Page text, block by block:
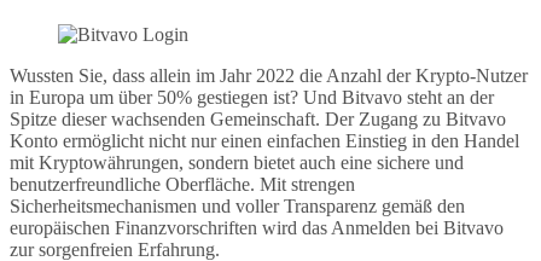
Wussten Sie, dass allein im Jahr 2022 die Anzahl der Krypto-Nutzer
in Europa um über 50% gestiegen ist? Und Bitvavo steht an der
Spitze dieser wachsenden Gemeinschaft. Der Zugang zu Bitvavo
Konto ermöglicht nicht nur einen einfachen Einstieg in den Handel
mit Kryptowährungen, sondern bietet auch eine sichere und
benutzerfreundliche Oberfläche. Mit strengen
Sicherheitsmechanismen und voller Transparenz gemäß den
europäischen Finanzvorschriften wird das Anmelden bei Bitvavo
zur sorgenfreien Erfahrung.